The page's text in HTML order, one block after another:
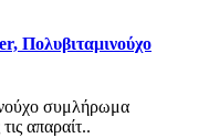
Πολυβιταμινούχο
συμλήρωμα
απαραίτ..